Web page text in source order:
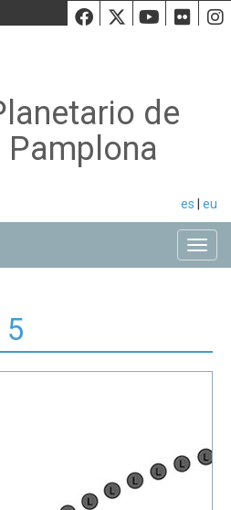
Facebook
Twiiter
de
Pamplona
es eu